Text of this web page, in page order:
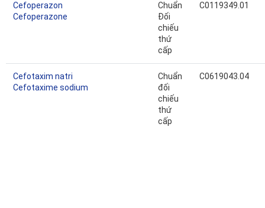
Cefoperazon
Cefoperazone
Chuẩn
Đối
chiếu
thứ
cấp
C0119349.01
Cefotaxim natri
Cefotaxime sodium
Chuẩn
đối
chiếu
thứ
cấp
C0619043.04